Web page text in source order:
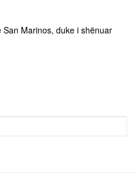
Marinos, duke i shënuar